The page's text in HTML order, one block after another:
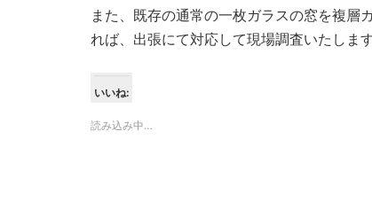
また、既存の通常の一枚ガラスの窓を複層
れば、出張にて対応して現場調査いたしま
いいね:
読み込み中…